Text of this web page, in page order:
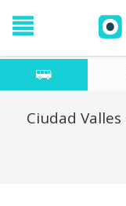
Ciudad